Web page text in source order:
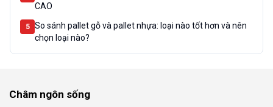
CAO
5
So sánh pallet gỗ và pallet nhựa: loại nào tốt hơn và nên
chọn loại nào?
Châm ngôn sống